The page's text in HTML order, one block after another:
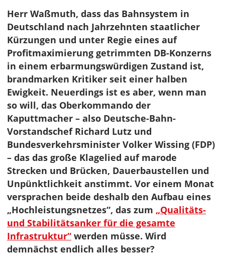
Herr Waßmuth, dass das Bahnsystem in
Deutschland nach Jahrzehnten staatlicher
Kürzungen und unter Regie eines auf
Profitmaximierung getrimmten DB-Konzerns
in einem erbarmungswürdigen Zustand ist,
brandmarken Kritiker seit einer halben
Ewigkeit. Neuerdings ist es aber, wenn man
so will, das Oberkommando der
Kaputtmacher – also Deutsche-Bahn-
Vorstandschef Richard Lutz und
Bundesverkehrsminister Volker Wissing (FDP)
– das das große Klagelied auf marode
Strecken und Brücken, Dauerbaustellen und
Unpünktlichkeit anstimmt. Vor einem Monat
versprachen beide deshalb den Aufbau eines
„Hochleistungsnetzes“, das zum „Qualitäts-
und Stabilitätsanker für die gesamte
Infrastruktur“ werden müsse. Wird
demnächst endlich alles besser?